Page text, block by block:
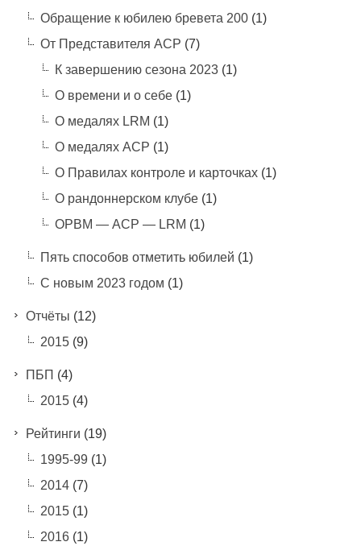
Обращение к юбилею бревета 200(1)
От Представителя АСР (7)
К завершению сезона 2023(1)
О времени и о себе(1)
О медалях LRM (1)
О медалях АСР (1)
О Правилах контроле и карточках(1)
О рандоннерском клубе(1)
ОРВМ — АСР — LRM (1)
Пять способов отметить юбилей (1)
С новым 2023 годом (1)
Отчёты (12)
2015(9)
ПБП (4)
2015(4)
Рейтинги (19)
1995-99 (1)
2014(7)
2015(1)
2016(1)